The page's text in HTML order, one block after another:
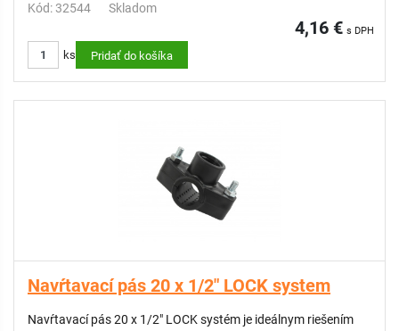
Kód: 32544 Skladom
4,16 € s DPH
ks Pridať do košíka
Navŕtavací pás 20 x 1/2" LOCK system
Navŕtavací pás 20 x 1/2" LOCK systém je ideálnym riešením